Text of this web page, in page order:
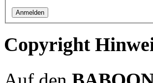
Copyright